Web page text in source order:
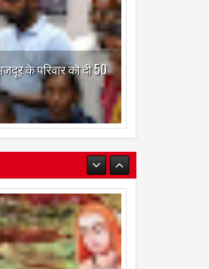
के परिवार को दी 50